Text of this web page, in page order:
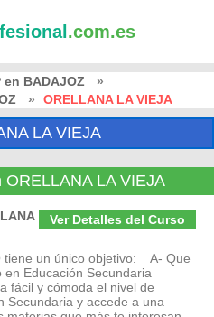
.com.es
en BADAJOZ
»
» ORELLANA LA VIEJA
LA VIEJA
LA VIEJA
Ver Detalles del Curso
tiene un único objetivo: A- Que
Educación Secundaria
fácil y cómoda el nivel de
Secundaria y accede a una